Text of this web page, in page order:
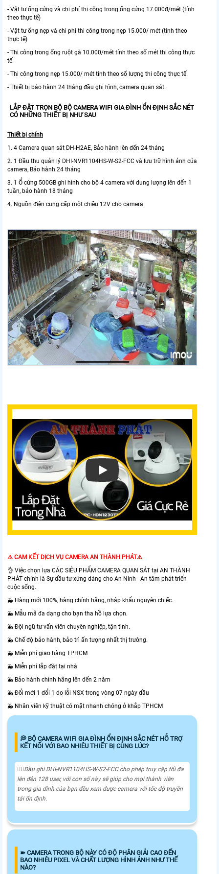
- Vật tư ống cứng và chi phí thi công trong ống cứng 17.000đ/mét (tính
theo thực tế)
- Vật tư ống nẹp và chi phí thi công trong nẹp 15.000/ mét (tính theo
thực tế)
- Thi công trong ống ruột gà 10.000/mét tính theo số mét thi công thực
tế.
- Thi công trong nẹp 15.000/ mét tính theo số lượng thi công thực tế.
- Thiết bị bảo hành 24 tháng đầu ghi hình, camera quan sát.
LẮP ĐẶT TRỌN BỘ BỘ CAMERA WIFI GIA ĐÌNH ỔN ĐỊNH SẮC NÉT
CÓ NHỮNG THIẾT BỊ NHƯ SAU
Thiết bị chính
1. 4 Camera quan sát DH-H2AE, Bảo hành lên đến 24 tháng
2. 1 Đầu thu quản lý DHI-NVR1104HS-W-S2-FCC và lưu trữ hình ảnh của
camera, Bảo hành 24 tháng
3. 1 Ổ cứng 500GB ghi hình cho bộ 4 camera với dung lượng lên đến 1
tuần, bảo hành 18 tháng
4. Nguồn điện cung cấp một chiều 12V cho camera
⚠️ CAM KẾT DỊCH VỤ CAMERA AN THÀNH PHÁT⚠️
👌 Việc chọn lựa CÁC SIÊU PHẨM CAMERA QUAN SÁT tại AN THÀNH
PHÁT chính là Sự đầu tư xứng đáng cho An Ninh - An tâm phát triển
cuộc sống.
🐳 Hàng mới 100%, hàng chính hãng, nhập khẩu nguyên chiếc.
🐳 Mẫu mã đa dạng cho bạn tha hồ lựa chọn.
🐳 Đội ngũ tư vấn viên chuyên nghiệp, tận tình.
🐳 Chế độ bảo hành, bảo trì ấn tượng nhất thị trường.
🐳 Miễn phí giao hàng TPHCM
🐳 Miễn phí lắp đặt tại nhà
🐳 Bảo hành chính hãng lên đến 2 năm
🐳 Đổi mới 1 đổi 1 do lỗi NSX trong vòng 07 ngày đầu
🐳 Nhân viên kỹ thuật có mặt nhanh chóng ở khắp TPHCM
️💭 BỘ CAMERA WIFI GIA ĐÌNH ỔN ĐỊNH SẮC NÉT HỖ TRỢ
KẾT NỐI VỚI BAO NHIÊU THIẾT BỊ CÙNG LÚC?
🙆‍♀️Đầu ghi DHI-NVR1104HS-W-S2-FCC cho phép truy cập tối đa
lên đễn 128 user, với con số này sẽ giúp cho mọi thành viên
trong gia đình của bạn đều xem được camera với tốc độ truyền
tải ổn định.
➽ CAMERA TRONG BỘ NÀY CÓ ĐỘ PHÂN GIẢI CAO ĐẾN
BAO NHIÊU PIXEL VÀ CHẤT LƯỢNG HÌNH ẢNH NHƯ THẾ
NÀO?